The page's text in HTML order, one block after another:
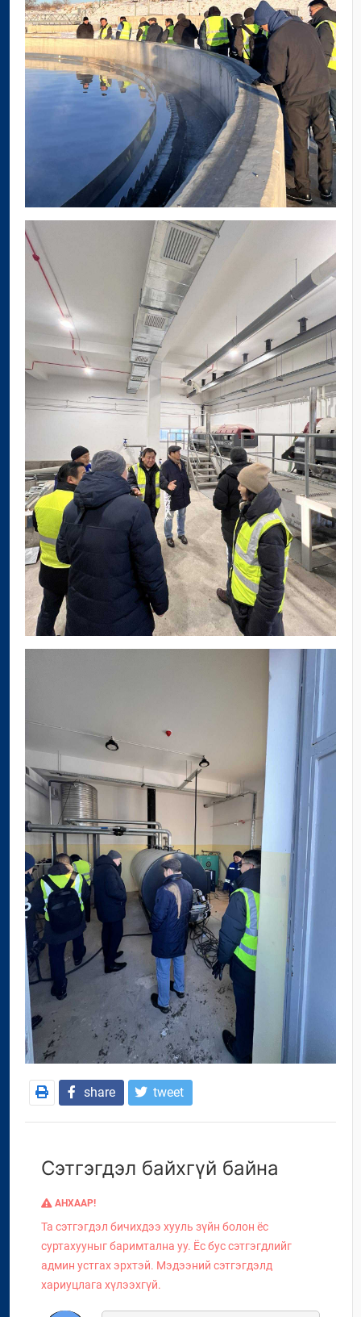
share tweet
Сэтгэгдэл байхгүй байна
АНХААР!
Та сэтгэгдэл бичихдээ хууль зүйн болон ёс
суртахууныг баримтална уу. Ёс бус сэтгэгдлийг
админ устгах эрхтэй. Мэдээний сэтгэгдэлд
хариуцлага хүлээхгүй.